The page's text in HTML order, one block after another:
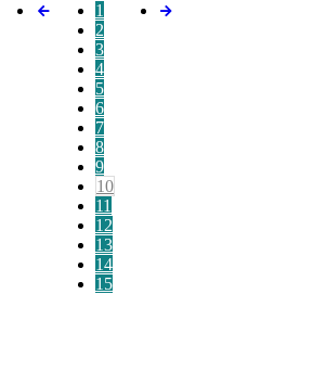
1
2
3
4
5
6
7
8
9
10
11
12
13
14
15